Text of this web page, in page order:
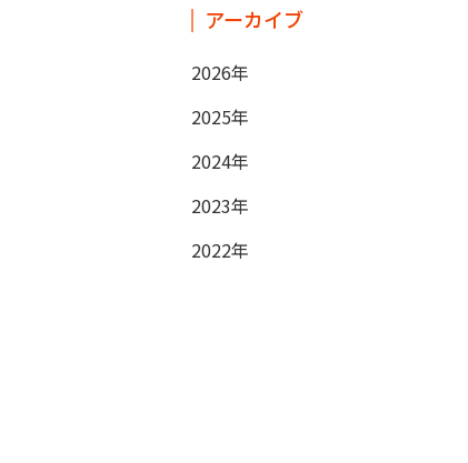
アーカイブ
2026年
2025年
2024年
2023年
2022年